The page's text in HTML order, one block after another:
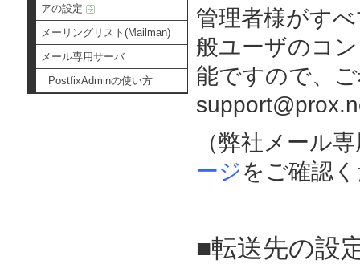
アの設定
メーリングリスト(Mailman)
メール専用サーバ
PostfixAdminの使い方
管理者様がす
般ユーザのコ
能ですので、
（弊社メール
ージをご確認
■転送先の設